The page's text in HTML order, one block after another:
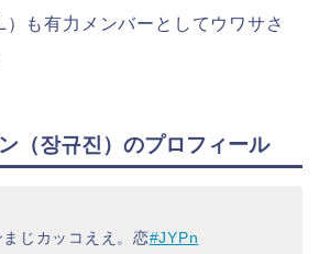
も有力メンバーとしてウワサさ
（장규진）のプロフィール
じカッコええ。恋#JYPn